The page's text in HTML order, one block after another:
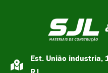
Est. União industria,